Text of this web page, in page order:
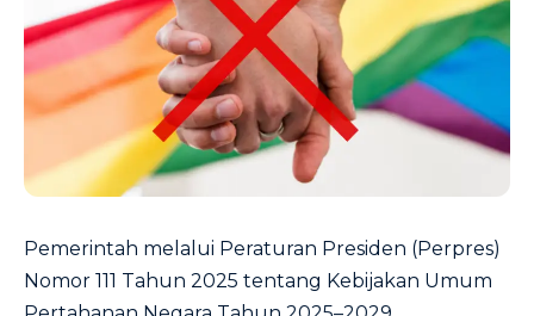
Pemerintah melalui Peraturan Presiden (Perpres)
Nomor 111 Tahun 2025 tentang Kebijakan Umum